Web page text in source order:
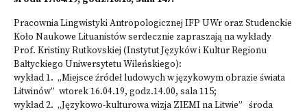
Pracownia Lingwistyki Antropologicznej IFP UWr oraz Studenckie
Koło Naukowe Lituanistów serdecznie zapraszają na wykłady
Prof. Kristiny Rutkovskiej (Instytut Języków i Kultur Regionu
Bałtyckiego Uniwersytetu Wileńskiego):
wykład 1. „Miejsce źródeł ludowych w językowym obrazie świata
Litwinów” wtorek 16.04.19, godz.14.00, sala 115;
wykład 2. „Językowo-kulturowa wizja ZIEMI na Litwie” środa